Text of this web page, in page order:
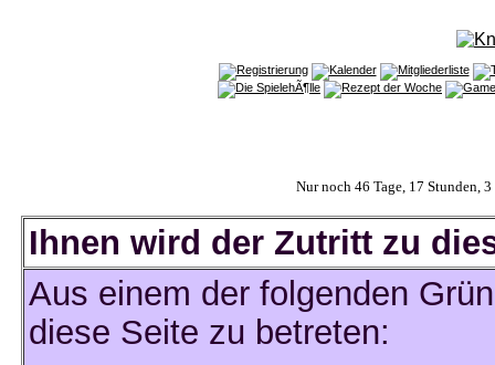
Nur noch 46 Tage, 17 Stunden,
Ihnen wird der Zutritt zu
Aus einem der folgenden
diese Seite zu betreten: